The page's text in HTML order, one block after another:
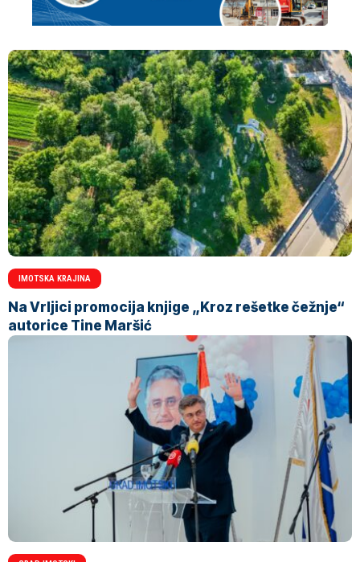
IMOTSKA KRAJINA
Na Vrljici promocija knjige „Kroz rešetke čežnje“
autorice Tine Maršić